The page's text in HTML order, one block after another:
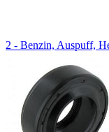
2 - Benzin, Auspuff,